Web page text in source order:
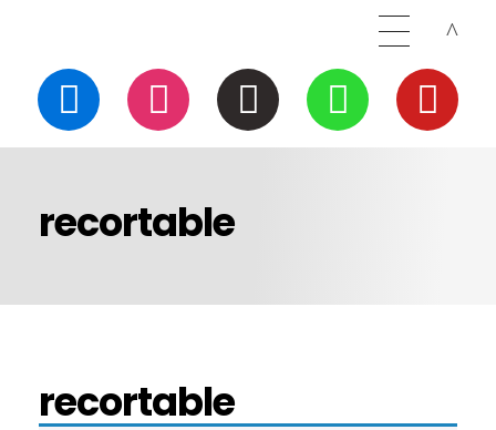
recortable
recortable